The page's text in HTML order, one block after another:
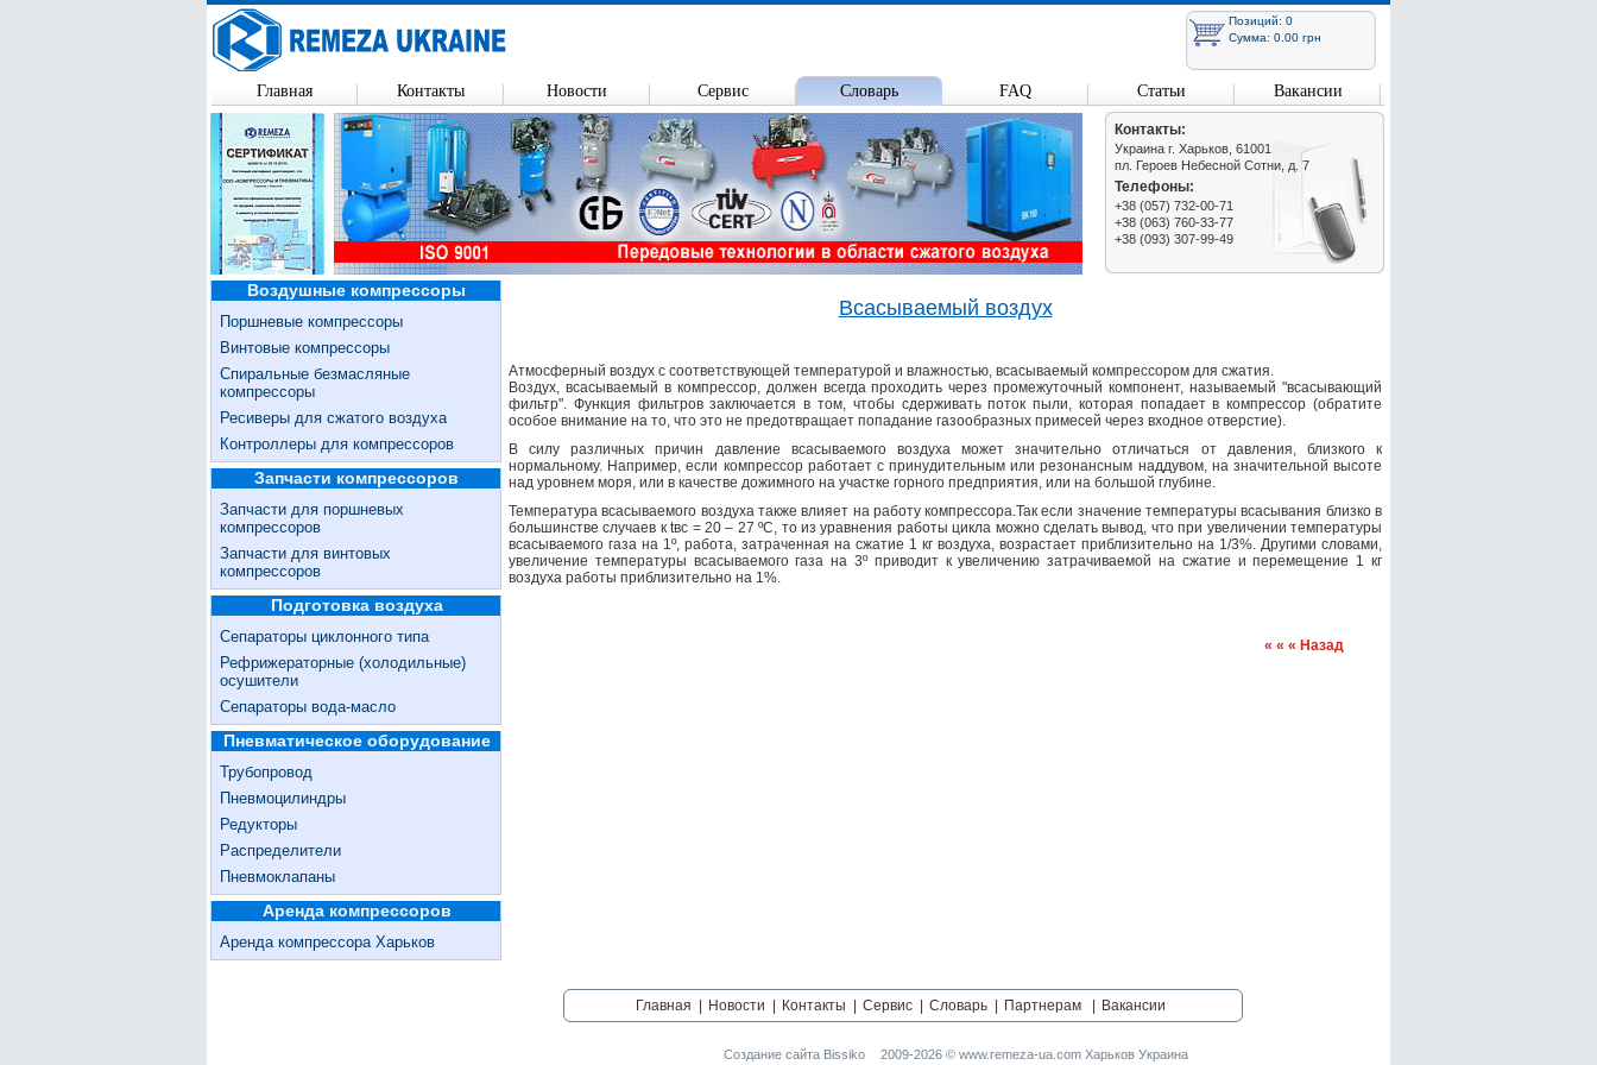
Контакты:
Украина г. Харьков, 61001
пл. Героев Небесной Сотни, д. 7
Телефоны:
+38 (057) 732-00-71
+38 (063) 760-33-77
+38 (093) 307-99-49
Воздушные компрессоры
Поршневые компрессоры
Винтовые компрессоры
Спиральные безмасляные
компрессоры
Ресиверы для сжатого воздуха
Контроллеры для компрессоров
Запчасти компрессоров
Запчасти для поршневых
компрессоров
Запчасти для винтовых
компрессоров
Подготовка воздуха
Сепараторы циклонного типа
Рефрижераторные (холодильные)
осушители
Сепараторы вода-масло
Пневматическое оборудование
Трубопровод
Пневмоцилиндры
Редукторы
Распределители
Пневмоклапаны
Аренда компрессоров
Аренда компрессора Харьков
Всасываемый воздух
Атмосферный воздух с соответствующей температурой и влажностью, всасываемый компрессором для сжатия.
Воздух, всасываемый в компрессор, должен всегда проходить через промежуточный компонент, называемый "всасывающий
фильтр". Функция фильтров заключается в том, чтобы сдерживать поток пыли, которая попадает в компрессор (обратите
особое внимание на то, что это не предотвращает попадание газообразных примесей через входное отверстие).
В силу различных причин давление всасываемого воздуха может значительно отличаться от давления, близкого к
нормальному. Например, если компрессор работает с принудительным или резонансным наддувом, на значительной высоте
над уровнем моря, или в качестве дожимного на участке горного предприятия, или на большой глубине.
Температура всасываемого воздуха также влияет на работу компрессора.Так если значение температуры всасывания близко в
большинстве случаев к tвс = 20 – 27 ºC, то из уравнения работы цикла можно сделать вывод, что при увеличении температуры
всасываемого газа на 1º, работа, затраченная на сжатие 1 кг воздуха, возрастает приблизительно на 1/3%. Другими словами,
увеличение температуры всасываемого газа на 3º приводит к увеличению затрачиваемой на сжатие и перемещение 1 кг
воздуха работы приблизительно на 1%.
« « « Назад
Позиций: 0
Сумма: 0.00 грн
Главная Контакты Новости Сервис Словарь FAQ Статьи Вакансии
Главная Новости Контакты Сервис Словарь Партнерам Вакансии
Создание сайта Bissiko 2009-2026 © www.remeza-ua.com Харьков Украина